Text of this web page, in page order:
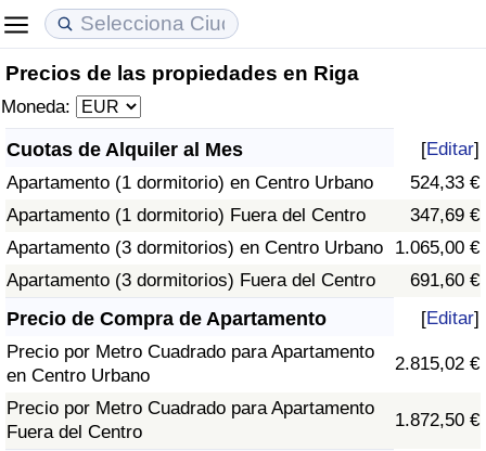
Precios de las propiedades en Riga
Moneda:
Cuotas de Alquiler al Mes [Editar]
Apartamento (1 dormitorio) en Centro Urbano
524,33 €
Apartamento (1 dormitorio) Fuera del Centro
347,69 €
Apartamento (3 dormitorios) en Centro Urbano
1.065,00 €
Apartamento (3 dormitorios) Fuera del Centro
691,60 €
Precio de Compra de Apartamento [Editar]
Precio por Metro Cuadrado para Apartamento
en Centro Urbano
2.815,02 €
Precio por Metro Cuadrado para Apartamento
Fuera del Centro
1.872,50 €
Coste de vida
Índice de Costo de Vida (Actual)
Índice de Costo de Vida
Índice de costo de vida por país
Precios de las propiedades
Índice de Precios de Inmuebles (Actual)
Índice de Precios de Inmuebles
Índice de Precios de Inmuebles por País
Calidad de Vida
Índice de Calidad de Vida
Índice de Calidad de Vida (Actual)
Índice de calidad de vida por país
Calificación del Índice de Criminalidad
(Actual)
Índice de Criminalidad